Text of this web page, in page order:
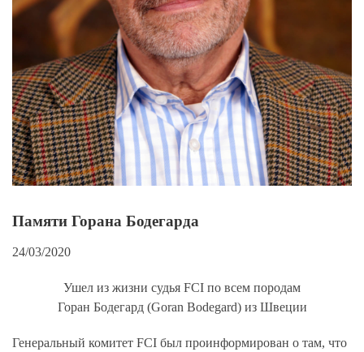
Памяти Горана Бодегарда
24/03/2020
Ушел из жизни судья FCI по всем породам
Горан Бодегард (Goran Bodegard) из Швеции
Генеральный комитет FCI был проинформирован о там, что